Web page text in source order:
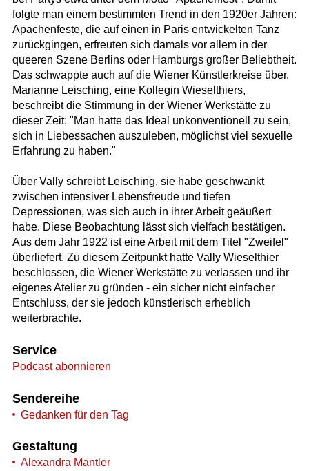
folgte man einem bestimmten Trend in den 1920er Jahren:
Apachenfeste, die auf einen in Paris entwickelten Tanz
zurückgingen, erfreuten sich damals vor allem in der
queeren Szene Berlins oder Hamburgs großer Beliebtheit.
Das schwappte auch auf die Wiener Künstlerkreise über.
Marianne Leisching, eine Kollegin Wieselthiers,
beschreibt die Stimmung in der Wiener Werkstätte zu
dieser Zeit: "Man hatte das Ideal unkonventionell zu sein,
sich in Liebessachen auszuleben, möglichst viel sexuelle
Erfahrung zu haben."
Über Vally schreibt Leisching, sie habe geschwankt
zwischen intensiver Lebensfreude und tiefen
Depressionen, was sich auch in ihrer Arbeit geäußert
habe. Diese Beobachtung lässt sich vielfach bestätigen.
Aus dem Jahr 1922 ist eine Arbeit mit dem Titel "Zweifel"
überliefert. Zu diesem Zeitpunkt hatte Vally Wieselthier
beschlossen, die Wiener Werkstätte zu verlassen und ihr
eigenes Atelier zu gründen - ein sicher nicht einfacher
Entschluss, der sie jedoch künstlerisch erheblich
weiterbrachte.
Service
Podcast abonnieren
Sendereihe
Gedanken für den Tag
Gestaltung
Alexandra Mantler